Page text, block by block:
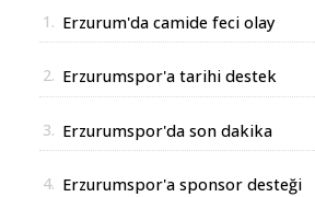
1. Erzurum'da camide feci olay
2. Erzurumspor'a tarihi destek
3. Erzurumspor'da son dakika
4. Erzurumspor'a sponsor desteği